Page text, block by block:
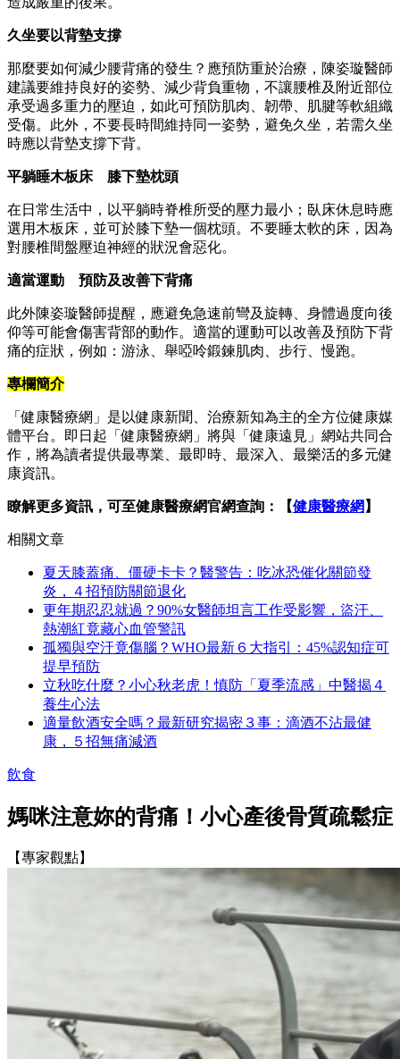
久坐要以背墊支撐
那麼要如何減少腰背痛的發生？應預防重於治療，陳姿璇醫師
建議要維持良好的姿勢、減少背負重物，不讓腰椎及附近部位
承受過多重力的壓迫，如此可預防肌肉、韌帶、肌腱等軟組織
受傷。此外，不要長時間維持同一姿勢，避免久坐，若需久坐
時應以背墊支撐下背。
平躺睡木板床 膝下墊枕頭
在日常生活中，以平躺時脊椎所受的壓力最小；臥床休息時應
選用木板床，並可於膝下墊一個枕頭。不要睡太軟的床，因為
對腰椎間盤壓迫神經的狀況會惡化。
適當運動 預防及改善下背痛
此外陳姿璇醫師提醒，應避免急速前彎及旋轉、身體過度向後
仰等可能會傷害背部的動作。適當的運動可以改善及預防下背
痛的症狀，例如：游泳、舉啞呤鍛鍊肌肉、步行、慢跑。
專欄簡介
「健康醫療網」是以健康新聞、治療新知為主的全方位健康媒
體平台。即日起「健康醫療網」將與「健康遠見」網站共同合
作，將為讀者提供最專業、最即時、最深入、最樂活的多元健
康資訊。
瞭解更多資訊，可至健康醫療網官網查詢：【健康醫療網 】
相關文章
夏天膝蓋痛、僵硬卡卡？醫警告：吃冰恐催化關節發
炎，４招預防關節退化
更年期忍忍就過？90%女醫師坦言工作受影響，盜汗、
熱潮紅竟藏心血管警訊
孤獨與空汙竟傷腦？WHO最新６大指引：45%認知症可
提早預防
立秋吃什麼？小心秋老虎！慎防「夏季流感」中醫揭４
養生心法
適量飲酒安全嗎？最新研究揭密３事：滴酒不沾最健
康，５招無痛減酒
飲食
媽咪注意妳的背痛！小心產後骨質疏鬆症
【專家觀點】